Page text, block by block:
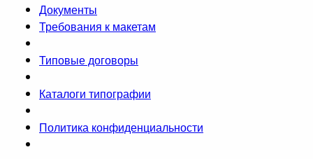
Документы
Требования к макетам
Типовые договоры
Каталоги типографии
Политика конфиденциальности